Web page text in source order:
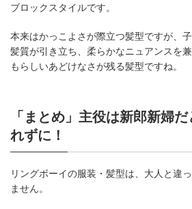
ブロックスタイルです。
本来はかっこよさが際立つ髪型ですが、
髪質が引き立ち、柔らかなニュアンスを
もらしいあどけなさが残る髪型ですね。
「まとめ」主役は新郎新婦
れずに！
リングボーイの服装・髪型は、大人と違
ません。